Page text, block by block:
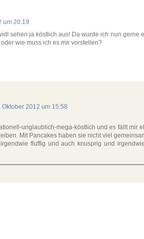
um 20:19
sehen ja köstlich aus! Da wurde ich nun gerne
wie muss ich es mir vorstellen?
Oktober 2012 um 15:58
unglaublich-mega-köstlich und es fällt mir
Mit Pancakes haben sie nicht viel
fluffig und auch knusprig und